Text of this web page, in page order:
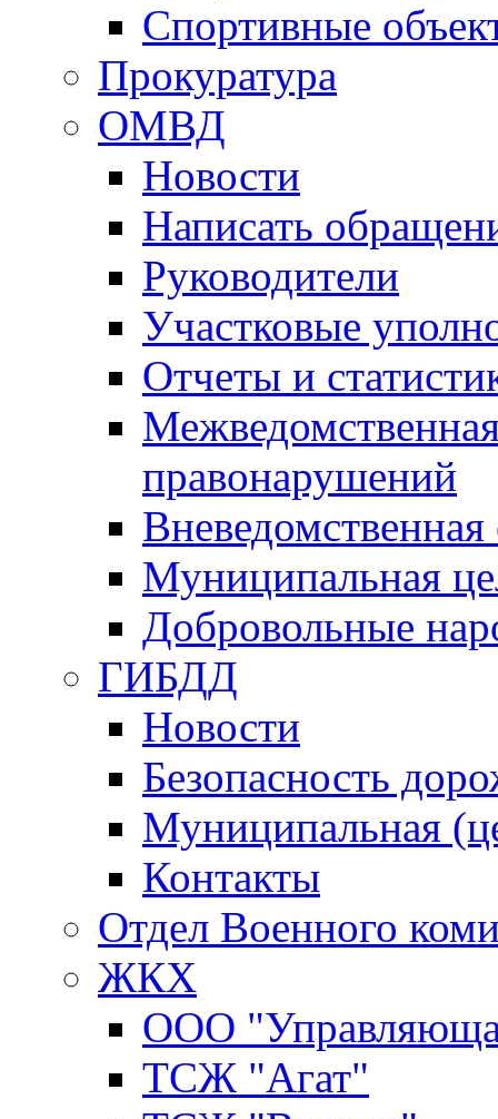
Спортивные
Прокуратура
ОМВД
Новости
Написать
Руководители
Участковые
Отчеты и
правонарушений
Вневедомственная
Муниципальная
Добровольные
ГИБДД
Новости
Безопасность
Муниципальная
Контакты
Отдел Военного
ЖКХ
ООО
ТСЖ "Агат"